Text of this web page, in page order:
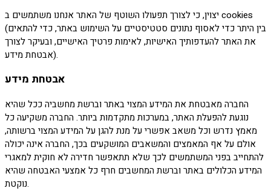
יצוין, כי לצורך תפעולו השוטף של האתר אנחנו משתמשים ב cookies
(בין היתר כדי לאסוף נתונים סטטיסטיים על השימוש באתר, כדי להתאים
את האתר להעדפותיך האישיות, לאימות פרטיך האישיים, ובעיקר לצורך
אבטחת מידע).
אבטחת מידע
החברה מאבטחת את המידע המצוי באתר וברשת מחשביה ככל שהיא
נוגעת להפעלת האתר, במערכות מתקדמות ביותר. החברה משקיעה כל
מאמץ נדרש וכל משאב אפשרי על מנת להגן על המידע המצוי ברשותה,
אולם על אף המאמצים והמשאבים המושקעים בכך, החברה אינה יכולה
להתחייב בפני המשתמשים לכך שלא תתאפשר חדירה לא חוקית למאגרי
המידע הכלולים באתר וברשת המחשבים חרף כל אמצעי האבטחה שהיא
נוקטת.